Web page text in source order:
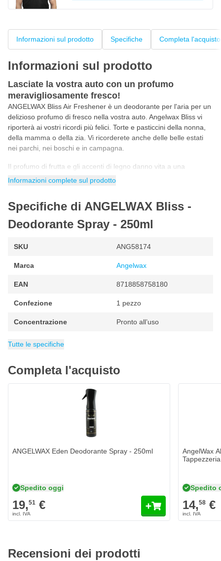
Informazioni sul prodotto Specifiche Completa l'acquisto
Informazioni sul prodotto
Lasciate la vostra auto con un profumo
meravigliosamente fresco!
ANGELWAX Bliss Air Freshener è un deodorante per l'aria per un
delizioso profumo di fresco nella vostra auto. Angelwax Bliss vi
riporterà ai vostri ricordi più felici. Torte e pasticcini della nonna,
della mamma o della zia. Vi ricorderete anche delle belle estati
nei parchi, nei boschi e in campagna.
Il profumo di frutta e gli accenti di legno danno vita a una
combinazione di profumi unica e irresistibile, che lascerà la vostra
Come si usa Angelwax Bliss?
Angelwax Bliss deve essere spruzzato direttamente sui tappetini
rivestimenti in pelle. Rimuovere il tappo bianco dal flacone con
spruzzatore in dotazione al flacone
Caratteristiche del rinfrescante d'aria ANGLWAX
Profumo fresco
Contenuto: 250 ml
Ideale anche come regalo!
Informazioni complete sul prodotto
Specifiche di ANGELWAX Bliss -
Deodorante Spray - 250ml
SKU ANG58174
Marca Angelwax
EAN 8718858758180
Confezione 1 pezzo
Concentrazione Pronto all’uso
Adatto come schiuma attiva
Contenuto
Categoria
Tutte le specifiche
Completa l'acquisto
ANGELWAX Eden Deodorante Spray - 250ml
Spedito oggi
19,51 €
AngelWax
Spedito
14,58 €
Recensioni dei prodotti